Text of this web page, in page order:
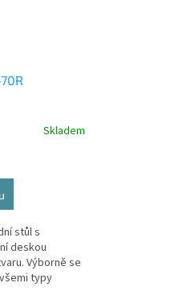
Skladem
stůl s
deskou
Výborně se
typy